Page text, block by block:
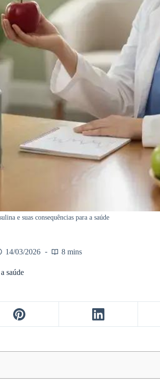
e suas consequências para a saúde
14/03/2026 8 mins
saúde